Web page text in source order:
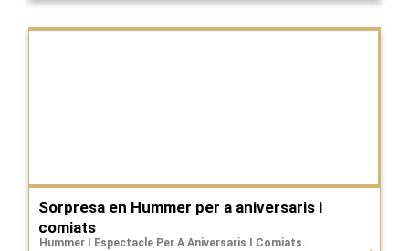
Sorpresa en Hummer per a aniversaris i
comiats
Hummer I Espectacle Per A Aniversaris I Comiats.